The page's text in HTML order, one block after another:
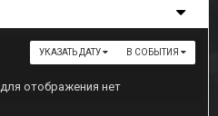
В СОБЫТИЯ
УКАЗАТЬ ДАТУ
отображения нет